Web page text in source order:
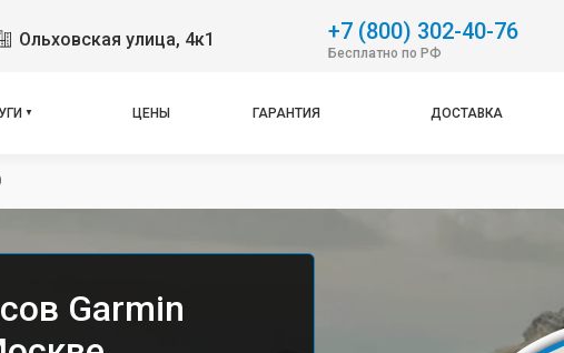
Ольховская улица, 4к1 +7 (800) 302-40-76
Бесплатно по РФ
ЦЕНЫ ГАРАНТИЯ ДОСТАВКА
Garmin